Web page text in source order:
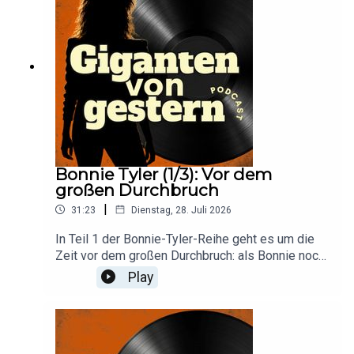
hört ihr den offiziellen Trailer.-----Die offizielle
Giganten von gestern-PLAYLIST gibt’s
hier:https://open.spotify.com/playlist/77rbcwWU
dYWWb6egWYxKpA?
si=d98f5e8580114f7e&pt=68cc01b885654f4f1c
473d2939d7a3ea------PODCAST
UNTERSTÜTZEN und Bonusfolgen hören im
PREMIUM-
KANAL:https://steady.page/de/gigantenvongeste
rn-------Mehr Updates auf
Instagram:@gigantenvongestern
Bonnie Tyler (1/3): Vor dem
großen Durchbruch
31:23 | Dienstag, 28. Juli 2026
In Teil 1 der Bonnie-Tyler-Reihe geht es um die
Zeit vor dem großen Durchbruch: als Bonnie noch
Gaynor Hopkins hieß, tagsüber im
Lebensmittelladen arbeitete und nachts in
Geschichte Stefan und Jonas auch zu
nachdenklichen Momenten über das Leben, seine
Play